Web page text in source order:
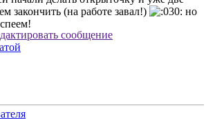
закончить (на работе завал!)
но